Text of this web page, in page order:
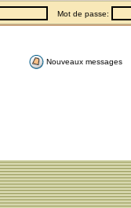
Mot de passe:
Nouveaux messages